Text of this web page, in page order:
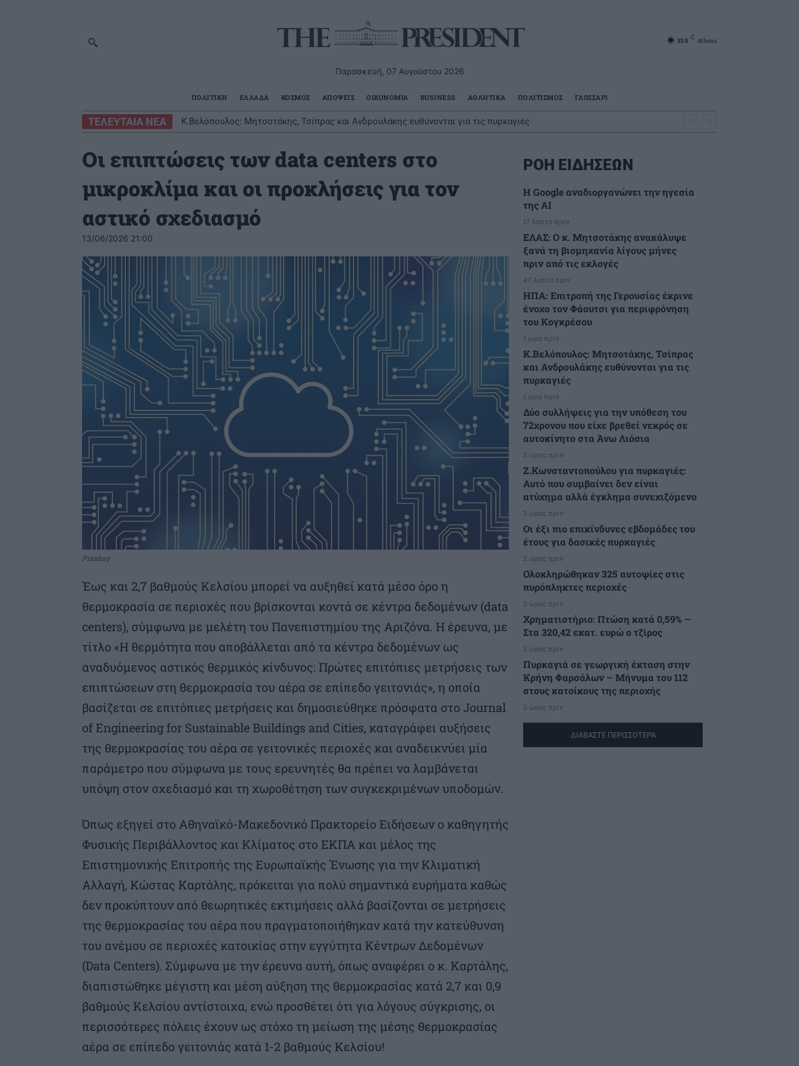
Παρασκευή, 07 Αυγούστου 2026
33.5 C Athens
ΠΟΛΙΤΙΚΗ ΕΛΛΑΔΑ ΚΟΣΜΟΣ ΑΠΟΨΕΙΣ ΟΙΚΟΝΟΜΙΑ BUSINESS ΑΘΛΗΤΙΚΑ ΠΟΛΙΤΙΣΜΟΣ ΓΛΩΣΣΑΡΙ
ΤΕΛΕΥΤΑΙΑ ΝΕΑ K.Βελόπουλος: Μητσοτάκης, Τσίπρας και Ανδρουλάκης ευθύνονται για τις πυρκαγιές
Οι επιπτώσεις των data centers στο
μικροκλίμα και οι προκλήσεις για τον
αστικό σχεδιασμό
13/06/2026 21:00
Pixabay
Έως και 2,7 βαθμούς Κελσίου μπορεί να αυξηθεί κατά μέσο όρο η
θερμοκρασία σε περιοχές που βρίσκονται κοντά σε κέντρα δεδομένων (data
centers), σύμφωνα με μελέτη του Πανεπιστημίου της Αριζόνα. Η έρευνα, με
τίτλο «Η θερμότητα που αποβάλλεται από τα κέντρα δεδομένων ως
αναδυόμενος αστικός θερμικός κίνδυνος: Πρώτες επιτόπιες μετρήσεις των
επιπτώσεων στη θερμοκρασία του αέρα σε επίπεδο γειτονιάς», η οποία
βασίζεται σε επιτόπιες μετρήσεις και δημοσιεύθηκε πρόσφατα στο Journal
of Engineering for Sustainable Buildings and Cities, καταγράφει αυξήσεις
της θερμοκρασίας του αέρα σε γειτονικές περιοχές και αναδεικνύει μία
παράμετρο που σύμφωνα με τους ερευνητές θα πρέπει να λαμβάνεται
υπόψη στον σχεδιασμό και τη χωροθέτηση των συγκεκριμένων υποδομών.
Όπως εξηγεί στο Αθηναϊκό-Μακεδονικό Πρακτορείο Ειδήσεων ο καθηγητής
Φυσικής Περιβάλλοντος και Κλίματος στο ΕΚΠΑ και μέλος της
Επιστημονικής Επιτροπής της Ευρωπαϊκής Ένωσης για την Κλιματική
Αλλαγή, Κώστας Καρτάλης, πρόκειται για πολύ σημαντικά ευρήματα καθώς
δεν προκύπτουν από θεωρητικές εκτιμήσεις αλλά βασίζονται σε μετρήσεις
της θερμοκρασίας του αέρα που πραγματοποιήθηκαν κατά την κατεύθυνση
του ανέμου σε περιοχές κατοικίας στην εγγύτητα Κέντρων Δεδομένων
(Data Centers). Σύμφωνα με την έρευνα αυτή, όπως αναφέρει ο κ. Καρτάλης,
διαπιστώθηκε μέγιστη και μέση αύξηση της θερμοκρασίας κατά 2,7 και 0,9
βαθμούς Κελσίου αντίστοιχα, ενώ προσθέτει ότι για λόγους σύγκρισης, οι
περισσότερες πόλεις έχουν ως στόχο τη μείωση της μέσης θερμοκρασίας
αέρα σε επίπεδο γειτονιάς κατά 1-2 βαθμούς Κελσίου!
ΡΟΗ ΕΙΔΗΣΕΩΝ
H Google αναδιοργανώνει την ηγεσία
της AI
17 λεπτά πριν
ΕΛΑΣ: Ο κ. Μητσοτάκης ανακάλυψε
ξανά τη βιομηχανία λίγους μήνες
πριν από τις εκλογές
47 λεπτά πριν
ΗΠΑ: Επιτροπή της Γερουσίας έκρινε
ένοχο τον Φάουτσι για περιφρόνηση
του Κογκρέσου
1 ώρα πριν
K.Βελόπουλος: Μητσοτάκης, Τσίπρας
και Ανδρουλάκης ευθύνονται για τις
πυρκαγιές
1 ώρα πριν
Δύο συλλήψεις για την υπόθεση του
72χρονου που είχε βρεθεί νεκρός σε
αυτοκίνητο στα Άνω Λιόσια
2 ώρες πριν
Ζ.Κωνσταντοπούλου για πυρκαγιές:
Αυτό που συμβαίνει δεν είναι
ατύχημα αλλά έγκλημα συνεχιζόμενο
2 ώρες πριν
Οι έξι πιο επικίνδυνες εβδομάδες του
έτους για δασικές πυρκαγιές
2 ώρες πριν
Ολοκληρώθηκαν 325 αυτοψίες στις
πυρόπληκτες περιοχές
2 ώρες πριν
Χρηματιστήριο: Πτώση κατά 0,59% –
Στα 320,42 εκατ. ευρώ ο τζίρος
2 ώρες πριν
Πυρκαγιά σε γεωργική έκταση στην
Κρήνη Φαρσάλων – Μήνυμα του 112
στους κατοίκους της περιοχής
2 ώρες πριν
ΔΙΑΒΑΣΤΕ ΠΕΡΙΣΣΟΤΕΡΑ